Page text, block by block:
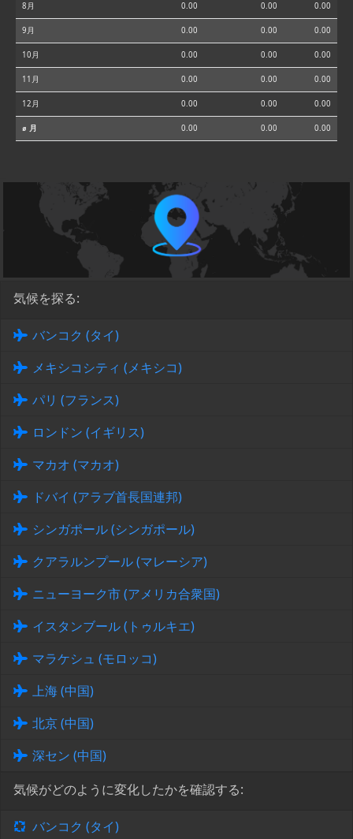
8月 0.00 0.00 0.00
9月 0.00 0.00 0.00
10月 0.00 0.00 0.00
11月 0.00 0.00 0.00
12月 0.00 0.00 0.00
⌀ 月 0.00 0.00 0.00
気候を探る:
バンコク (タイ)
メキシコシティ (メキシコ)
パリ (フランス)
ロンドン (イギリス)
マカオ (マカオ)
ドバイ (アラブ首長国連邦)
シンガポール (シンガポール)
クアラルンプール (マレーシア)
ニューヨーク市 (アメリカ合衆国)
イスタンブール (トゥルキエ)
マラケシュ (モロッコ)
上海 (中国)
北京 (中国)
深セン (中国)
気候がどのように変化したかを確認する:
バンコク (タイ)